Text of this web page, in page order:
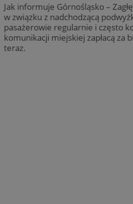
Jak informuje Górnośląsko –
w związku z nadchodzącą
pasażerowie regularnie i często
komunikacji miejskiej zapłacą za
teraz.